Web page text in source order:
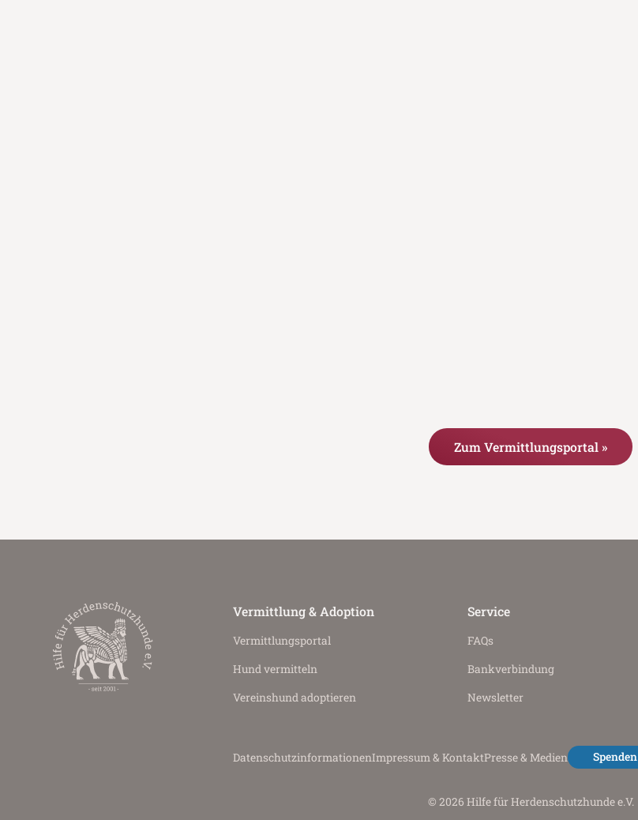
Zum Vermittlungsportal »
Vermittlung & Adoption
Vermittlungs­portal
Hund vermitteln
Vereinshund adoptieren
Service
FAQs
Bankverbindung
Newsletter
Datenschutz­informationenImpressum & KontaktPresse & Medien Spenden
© 2026 Hilfe für Herdenschutzhunde e.V.